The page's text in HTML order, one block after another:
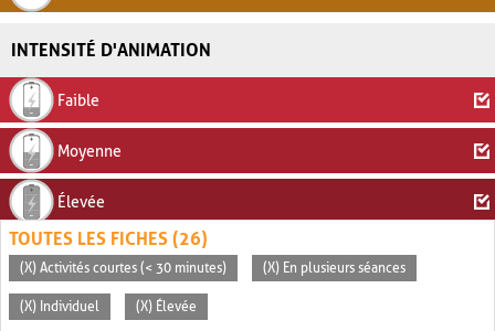
INTENSITÉ D'ANIMATION
Faible
Moyenne
Élevée
TOUTES LES FICHES (26)
(X) Activités courtes (< 30 minutes) (X) En plusieurs séances
(X) Individuel (X) Élevée